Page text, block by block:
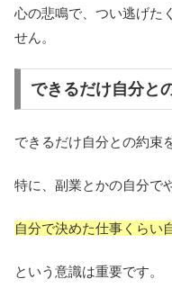
心の悲鳴で、つい逃げた
せん。
できるだけ自分と
できるだけ自分との約束
特に、副業とかの自分で
自分で決めた仕事くらい
という意識は重要です。